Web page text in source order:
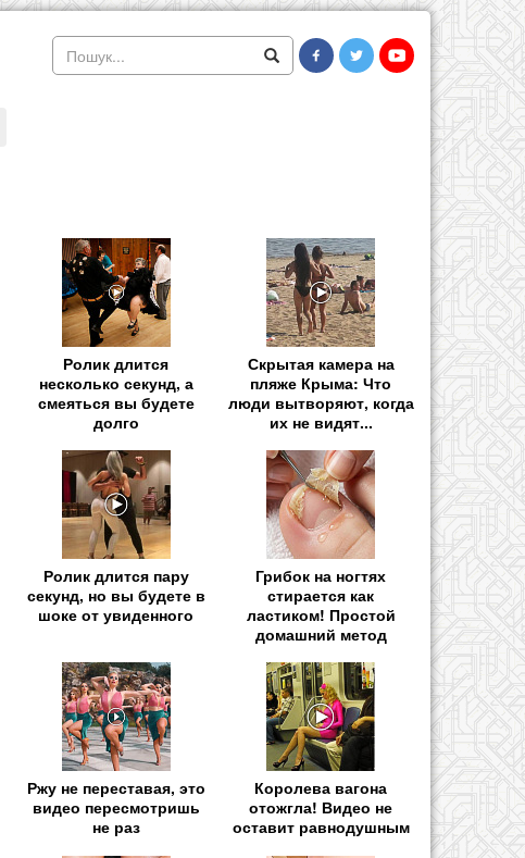
Ролик длится
несколько секунд, а
смеяться вы будете
долго
Скрытая камера на
пляже Крыма: Что
люди вытворяют, когда
их не видят...
Ролик длится пару
секунд, но вы будете в
шоке от увиденного
Грибок на ногтях
стирается как
ластиком! Простой
домашний метод
Ржу не переставая, это
видео пересмотришь
не раз
Королева вагона
отожгла! Видео не
оставит равнодушным